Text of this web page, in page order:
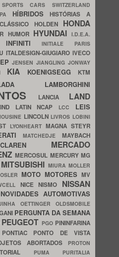
CARS SWITZERLAND
HÍBRIDOSHISTÓRIAS A
HOLDEN HONDA
HUMOR HYUNDAI I.D.E.A.
INFINITIINITIALE PARIS
ITALDESIGN-GIUGIAROIVECO
JENSENJIANGLINGJONWAY
KIA KOENIGSEGG KTM
LAMBORGHINI
LANCIA LAND
LATIN NCAP LCC LEIS
LINCOLN LIVROS LOBINI
LYONHEART MAGNA STEYR
MATCHEDJEMAYBACH
MERCADO
MERCOSUL MERCURYMG
MITSUBISHI MIURA MOLLER
MOTO MOTORES MV
NICENISMO NISSAN
NOVIDADES AUTOMOTIVAS
OETTINGER OLDSMOBILE
PERGUNTA DA SEMANA
PEUGEOT PGO PININFARINA
PONTIAC PONTO DE VISTA
ABORTADOS PROTON
PUMA PURITALIA